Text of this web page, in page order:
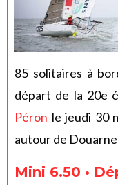
85 solitaires à
départ de la 20e
Péron le jeudi 30
autour de
Mini 6.50 •